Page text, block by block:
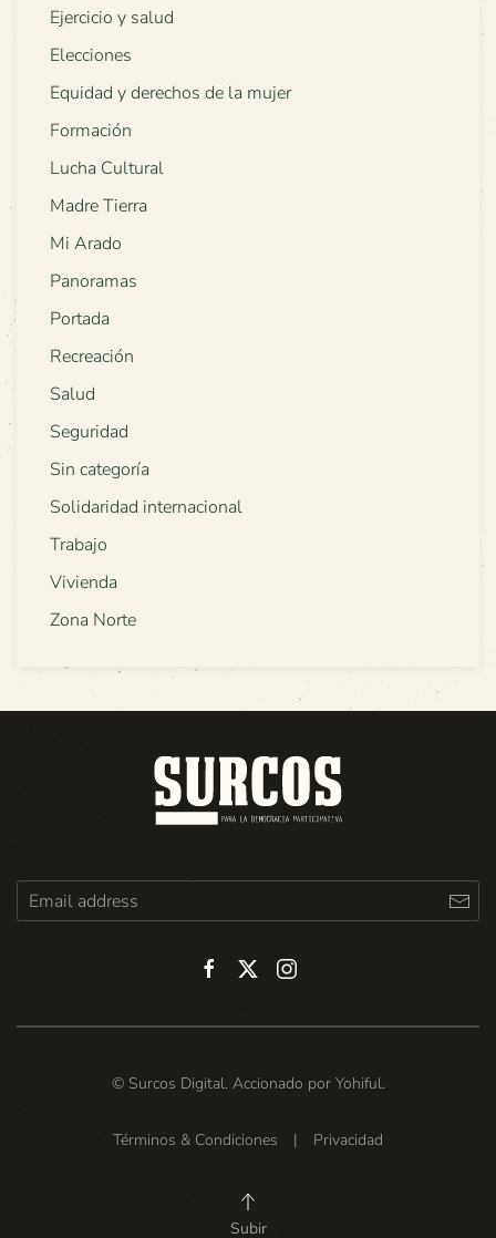
Ejercicio y salud
Elecciones
Equidad y derechos de la mujer
Formación
Lucha Cultural
Madre Tierra
Mi Arado
Panoramas
Portada
Recreación
Salud
Seguridad
Sin categoría
Solidaridad internacional
Trabajo
Vivienda
Zona Norte
© Surcos Digital. Accionado por Yohiful.
Términos & Condiciones | Privacidad
Subir